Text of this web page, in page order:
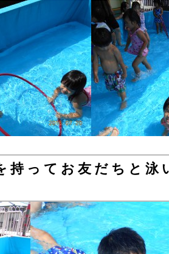
持ってお友だちと泳